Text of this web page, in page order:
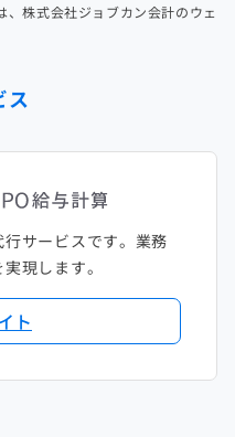
株式会社ジョブカン会計のウェ
ス
サービスです。業務
現します。
ト